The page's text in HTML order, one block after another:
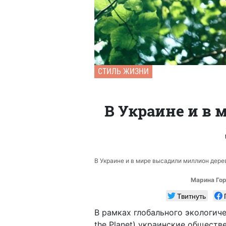
СТИЛЬ ЖИЗНИ
В Украине и в
В Украине и в мире высадили миллион
Марина
Твитнуть
В рамках глобального